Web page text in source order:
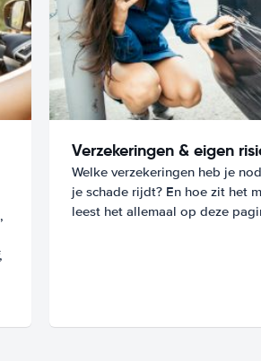
Verzekeringen & eigen
Welke verzekeringen heb je
je schade rijdt? En hoe zit het
leest het allemaal op deze